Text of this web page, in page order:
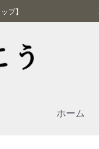
プ】
ホーム